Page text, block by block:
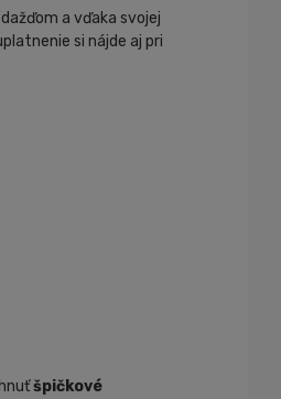
a vďaka svojej
si nájde aj pri
špičkové